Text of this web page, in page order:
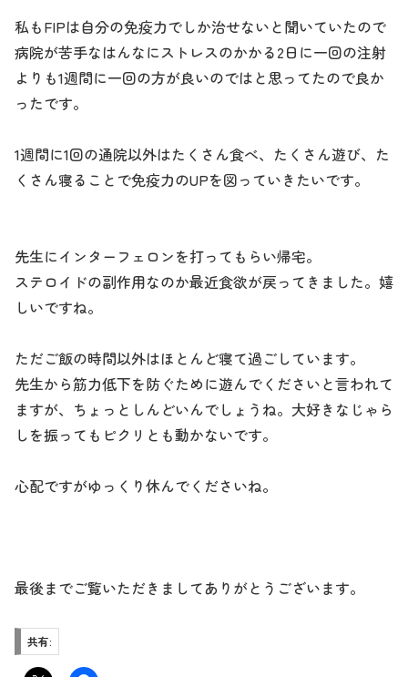
私もFIPは自分の免疫力でしか治せないと聞いていたので
病院が苦手なはんなにストレスのかかる2日に一回の注射
よりも1週間に一回の方が良いのではと思ってたので良か
ったです。
1週間に1回の通院以外はたくさん食べ、たくさん遊び、た
くさん寝ることで免疫力のUPを図っていきたいです。
先生にインターフェロンを打ってもらい帰宅。
ステロイドの副作用なのか最近食欲が戻ってきました。嬉
しいですね。
ただご飯の時間以外はほとんど寝て過ごしています。
先生から筋力低下を防ぐために遊んでくださいと言われて
ますが、ちょっとしんどいんでしょうね。大好きなじゃら
しを振ってもピクリとも動かないです。
心配ですがゆっくり休んでくださいね。
最後までご覧いただきましてありがとうございます。
共有: